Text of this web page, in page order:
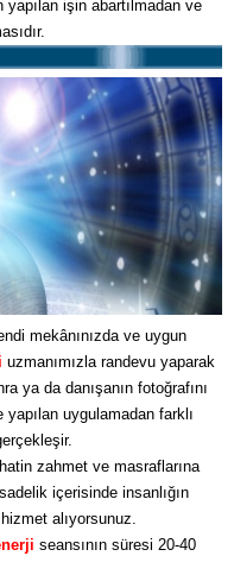
işin abartılmadan ve
mekânınızda ve uygun
uzmanımızla randevu yaparak
ya da danışanın fotoğrafını
uygulamadan farklı
zahmet ve masraflarına
içerisinde insanlığın
alıyorsunuz.
seansının süresi 20-40